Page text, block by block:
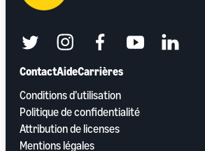
ContactAideCarrières
Conditions d’utilisation
Politique de confidentialité
Attribution de licenses
Mentions légales
twitterinstagramfacebookyoutubelinkedin